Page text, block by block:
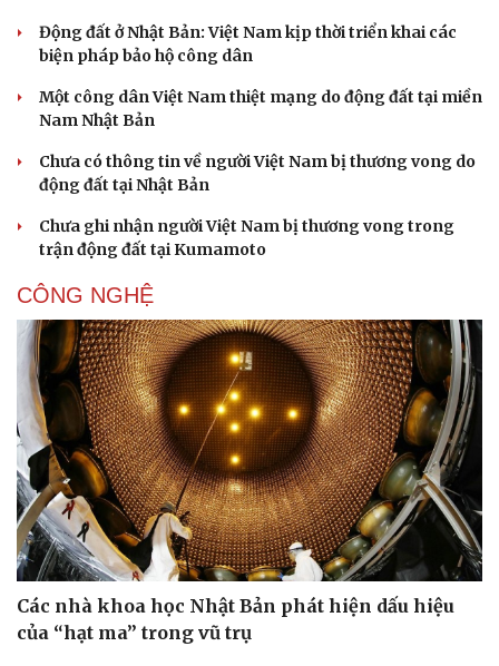
Sức khỏe
Dinh dưỡng - món ngon
Cây thuốc
Nhi khoa
Nam khoa
Làm đẹp - giảm cân
Phòng mạch online
Ăn sạch sống khỏe
Nhà đẹp
Động đất ở Nhật Bản: Việt Nam kịp thời triển khai các
biện pháp bảo hộ công dân
Một công dân Việt Nam thiệt mạng do động đất tại miền
Nam Nhật Bản
Chưa có thông tin về người Việt Nam bị thương vong do
động đất tại Nhật Bản
Chưa ghi nhận người Việt Nam bị thương vong trong
trận động đất tại Kumamoto
CÔNG NGHỆ
Các nhà khoa học Nhật Bản phát hiện dấu hiệu
của “hạt ma” trong vũ trụ